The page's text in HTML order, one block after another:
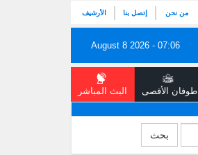
من نحن إتصل بنا الأرشيف
August 8 2026 - 07:06
طوفان الأقصى البث المباشر
بحث